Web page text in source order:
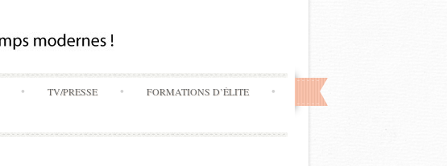
TV/PRESSE FORMATIONS D’ÉLITE